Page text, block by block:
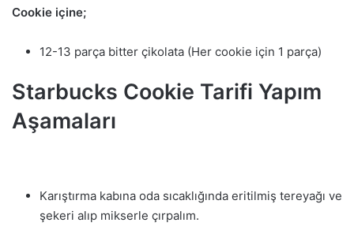
Cookie içine;
12-13 parça bitter çikolata (Her cookie için 1 parça)
Starbucks Cookie Tarifi Yapım
Aşamaları
Karıştırma kabına oda sıcaklığında eritilmiş tereyağı ve
şekeri alıp mikserle çırpalım.